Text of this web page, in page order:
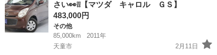
ミラー シー...
さい👀❕❕【マツダ キャロル ＧＳ】
483,000円
その他
85,000km
2011年
天童市
2月11日